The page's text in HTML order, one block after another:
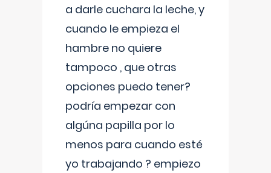
a darle cuchara la leche, y
cuando le empieza el
hambre no quiere
tampoco , que otras
opciones puedo tener?
podría empezar con
algúna papilla por lo
menos para cuando esté
yo trabajando ? empiezo